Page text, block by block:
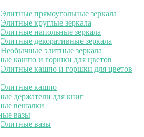
Элитные прямоугольные зеркала
Элитные круглые зеркала
Элитные напольные зеркала
Элитные декоративные зеркала
Необычные элитные зеркала
кашпо и горшки для цветов
Элитные кашпо и горшки для цветов
Элитные кашпо
держатели для книг
вешалки
вазы
Элитные вазы